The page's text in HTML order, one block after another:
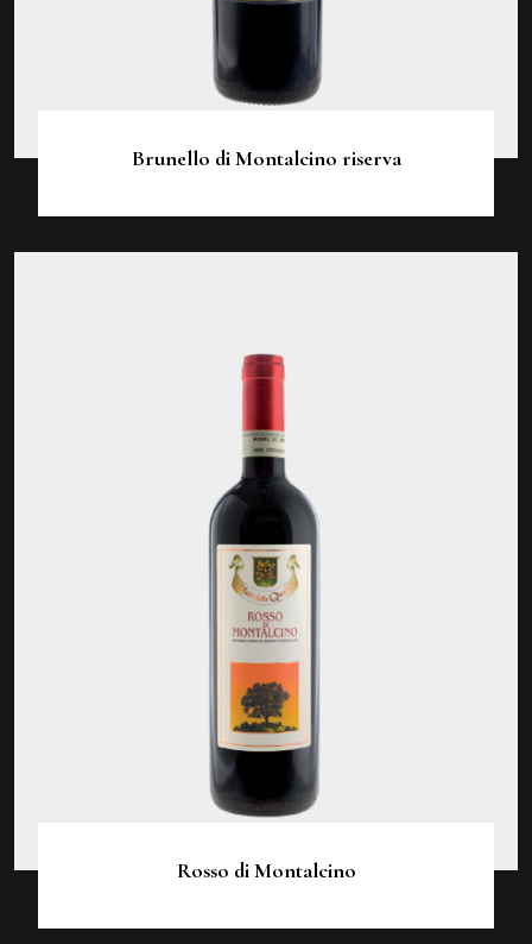
Brunello di Montalcino riserva
Rosso di Montalcino